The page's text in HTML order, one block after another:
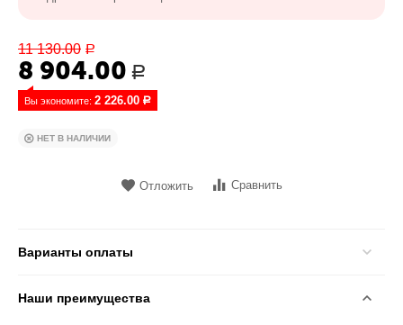
11 130.00 Р
8 904.00 Р
Вы экономите: 2 226.00 Р
НЕТ В НАЛИЧИИ
Отложить Сравнить
Варианты оплаты
Наши преимущества